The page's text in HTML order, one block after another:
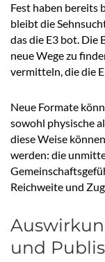
Fest haben bereits
bleibt die
das die E3 bot. Die
neue Wege zu
vermitteln, die die
Neue Formate
sowohl physische
diese Weise
werden: die
Reichweite und
und